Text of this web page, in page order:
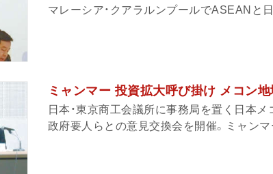
マレーシア・クアラルンプールでASEANと
ミャンマー 投資拡大呼び掛け メコン
日本・東京商工会議所に事務局を置く日本
政府要人らとの意見交換会を開催。ミャンマ